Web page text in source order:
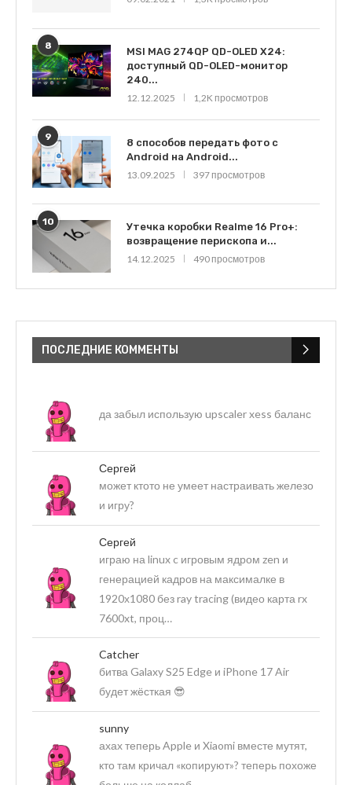
8
MSI MAG 274QP QD-OLED X24:
доступный QD-OLED-монитор
240...
12.12.2025
1,2K просмотров
9
8 способов передать фото с
Android на Android...
13.09.2025
397 просмотров
10
Утечка коробки Realme 16 Pro+:
возвращение перископа и...
14.12.2025
490 просмотров
ПОСЛЕДНИЕ КОММЕНТЫ
да забыл использую upscaler xess баланс
Сергей
может ктото не умеет настраивать железо
и игру?
Сергей
играю на linux c игровым ядром zen и
генерацией кадров на максималке в
1920х1080 без ray tracing (видео карта rx
7600xt, проц…
Catcher
битва Galaxy S25 Edge и iPhone 17 Air
будет жёсткая 😎
sunny
ахах теперь Apple и Xiaomi вместе мутят,
кто там кричал «копируют»? теперь похоже